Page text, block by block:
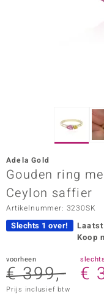
Vogue
Adela Gold
Gouden ring
Ceylon saffier
Artikelnummer: 3230SK
Slechts 1 over!
Koop
voorheen
€ 399,- €
Prijs inclusief btw